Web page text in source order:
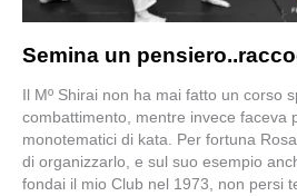
Semina un
Il Mº Shirai non ha mai fatto un corso
combattimento, mentre invece faceva
monotematici di kata. Per fortuna
di organizzarlo, e sul suo esempio
fondai il mio Club nel 1973, non persi